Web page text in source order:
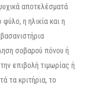
αποτελέσματά
η ηλικία και η
σοβαρού πόνου ή
επιβολή τιμωρίας ή
τα κριτήρια, το